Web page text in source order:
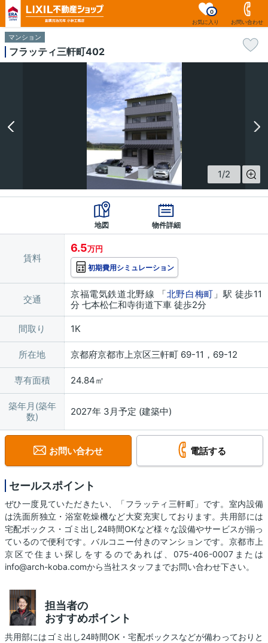
お気に入り
0
お問い合わせ
マンション
フラッティ三軒町402
1/2
地図 物件詳細
賃料
6.5万円
初期費用シミュレーション
交通 京福電気鉄道北野線 「北野白梅町 」駅 徒歩11
分 七本松仁和寺街道下車 徒歩2分
間取り 1K
所在地 京都府京都市上京区三軒町 69-11，69-12
専有面積 24.84㎡
築年月(築年
数)
2027年 3月予定 (建築中)
お問い合わせ 電話する
セールスポイント
ぜひ一度見ていただきたい、「フラッティ三軒町」です。室内設備
は洗面所独立・浴室乾燥機など大変充実しております。共用部には
宅配ボックス・ゴミ出し24時間OKなど様々な設備やサービスが揃っ
ているので便利です。バルコニー付きのマンションです。京都市上
京区で住まい探しをするのであれば、075-406-0007または
info@arch-koba.comから当社スタッフまでお問い合わせ下さい。
担当者の
おすすめポイント
共用部にはゴミ出し24時間OK・宅配ボックスなどが備わっておりと